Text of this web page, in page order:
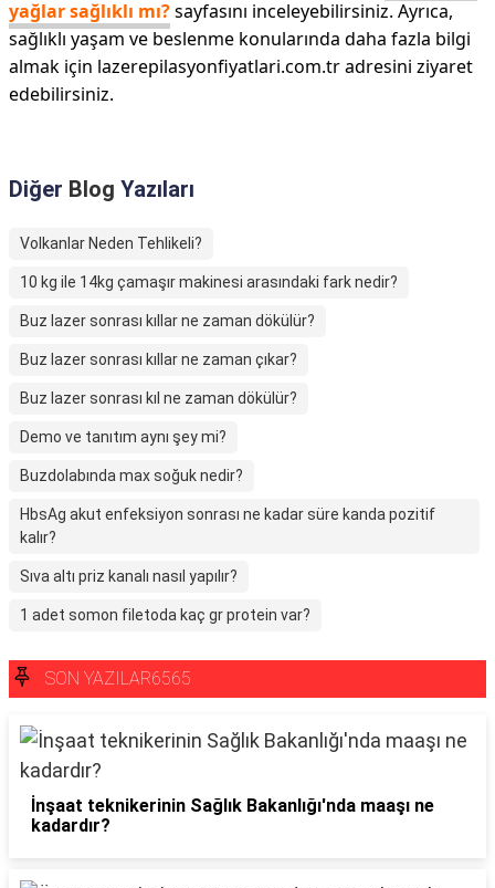
yağlar sağlıklı mı?sayfasını inceleyebilirsiniz. Ayrıca,
sağlıklı yaşam ve beslenme konularında daha fazla bilgi
almak için lazerepilasyonfiyatlari.com.tr adresini ziyaret
edebilirsiniz.
Diğer Blog Yazıları
Volkanlar Neden Tehlikeli?
10 kg ile 14kg çamaşır makinesi arasındaki fark nedir?
Buz lazer sonrası kıllar ne zaman dökülür?
Buz lazer sonrası kıllar ne zaman çıkar?
Buz lazer sonrası kıl ne zaman dökülür?
Demo ve tanıtım aynı şey mi?
Buzdolabında max soğuk nedir?
HbsAg akut enfeksiyon sonrası ne kadar süre kanda pozitif
kalır?
Sıva altı priz kanalı nasıl yapılır?
1 adet somon filetoda kaç gr protein var?
SON YAZILAR6565
İnşaat teknikerinin Sağlık Bakanlığı'nda maaşı ne
kadardır?